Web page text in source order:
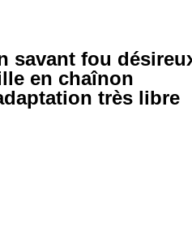
savant fou
en chaînon
très libre